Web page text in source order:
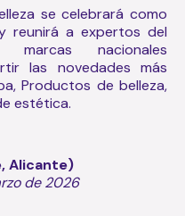
se celebrará como
reunirá a expertos del
nacionales
las novedades más
Productos de belleza,
estética.
Alicante)
de 2026